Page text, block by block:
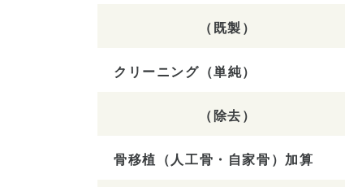
（既製）
クリーニング （単純）
（除去）
骨移植（人工骨・自家骨）加算